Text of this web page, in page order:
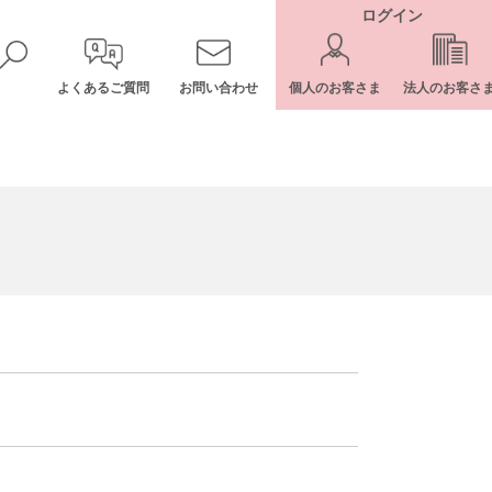
よくあるご質問 お問い合わせ
ログイン
個人のお客さま 法人のお客さ